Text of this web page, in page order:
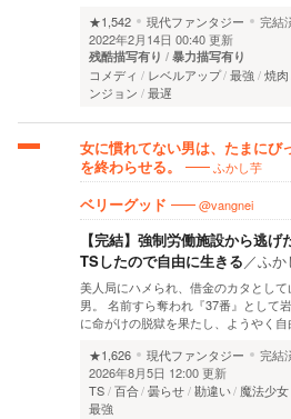
★1,542
現代ファンタジー 完結
2022年2月14日 00:40 更新
残酷描写有り 暴力描写有り
コメディ レベルアップ 最強 焼肉
ンジョン
最遅
女に慣れてない男は、たまにび
を終わらせる。
ふかし芋
ベリーグッド @vangnei
【完結】強制労働施設から逃
TSしたので自由に生きる／ふか
美人局にハメられ、借金のカタとし
男。 名前すら奪われ『37番』として
に命がけの脱獄を果たし、ようやく
★1,626
現代ファンタジー 完結
2026年8月5日 12:00 更新
TS 百合 曇らせ 勘違い 魔法少女
最強